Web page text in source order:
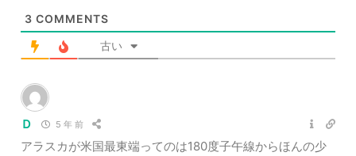
3 COMMENTS
古い
Ｄ 5 年 前
アラスカが米国最東端ってのは180度子午線からほんの少